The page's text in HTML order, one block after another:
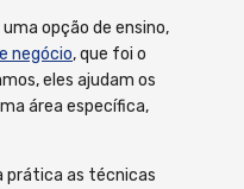
opção de ensino,
negócio, que foi o
eles ajudam os
área específica,
prática as técnicas